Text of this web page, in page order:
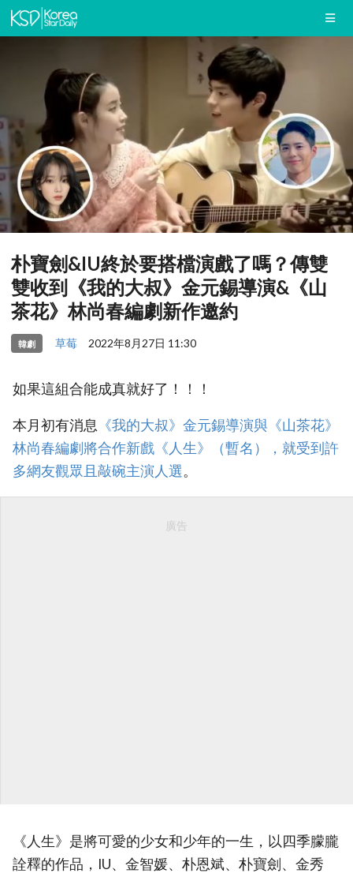
朴寶劍&IU終於要搭檔演戲了嗎？傳雙
雙收到《我的大叔》金元錫導演&《山
茶花》林尚春編劇新作邀約
韓劇 草莓 2022年8月27日 11:30
如果這組合能成真就好了！！！
本月初有消息 ‎《我的大叔》金元錫導演與《山茶花》
林尚春編劇將合作新戲《人生》（暫名），就受到許
多網友觀眾且敲碗主演人選‎。
廣告
《人生》是將可愛的少女和少年的一生，以四季朦朧
詮釋的作品，IU、金智媛、朴恩斌、朴寶劍、金秀